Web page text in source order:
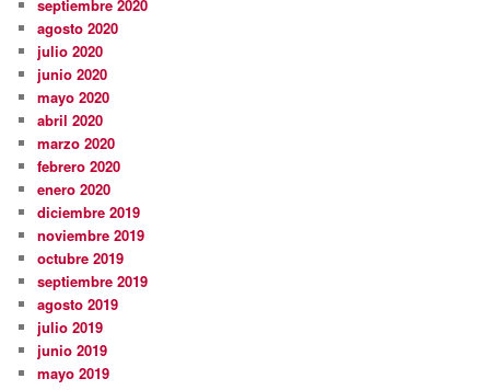
septiembre 2020
agosto 2020
julio 2020
junio 2020
mayo 2020
abril 2020
marzo 2020
febrero 2020
enero 2020
diciembre 2019
noviembre 2019
octubre 2019
septiembre 2019
agosto 2019
julio 2019
junio 2019
mayo 2019